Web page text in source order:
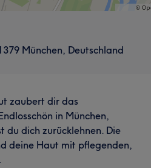
München, Deutschland
zaubert dir das
in München,
du dich zurücklehnen. Die
deine Haut mit pflegenden,